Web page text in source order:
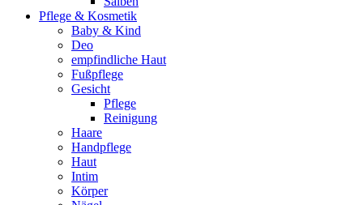
Pflege & Kosmetik
Baby & Kind
Deo
empfindliche Haut
Fußpflege
Gesicht
Pflege
Reinigung
Haare
Handpflege
Haut
Intim
Körper